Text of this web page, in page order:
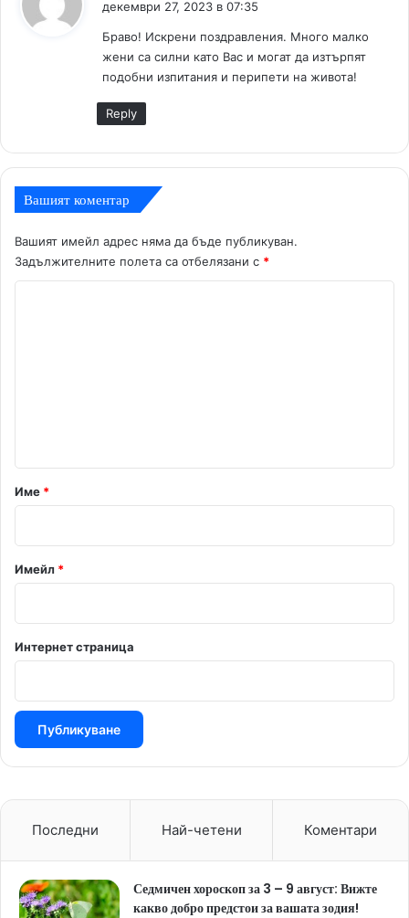
а
:
декември 27, 2023 в 07:35
Браво! Искрени поздравления. Много малко
жени са силни като Вас и могат да изтърпят
подобни изпитания и перипети на живота!
Reply
Вашият коментар
Вашият имейл адрес няма да бъде публикуван.
Задължителните полета са отбелязани с *
р
:
*
Име *
Имейл *
Интернет страница
Последни Най-четени Коментари
Седмичен хороскоп за 3 – 9 август: Вижте
какво добро предстои за вашата зодия!